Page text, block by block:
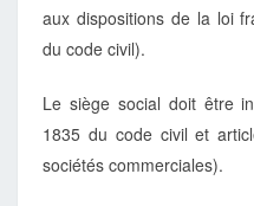
aux dispositions de la loi
du code civil).
Le siège social doit être
1835 du code civil et
sociétés commerciales).